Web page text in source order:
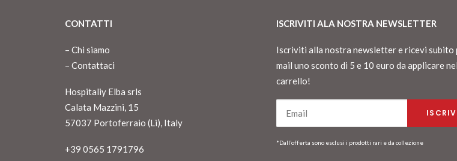
CONTATTI
– Chi siamo
– Contattaci
Hospitaliy Elba srls
Calata Mazzini, 15
57037 Portoferraio (Li), Italy
+39 0565 1791796
ISCRIVITI ALA NOSTRA NEWSLETTER
Iscriviti alla nostra newsletter e ricevi subito
mail uno sconto di 5 e 10 euro da applicare nel
carrello!
*Dall’offerta sono esclusi i prodotti rari e da collezione